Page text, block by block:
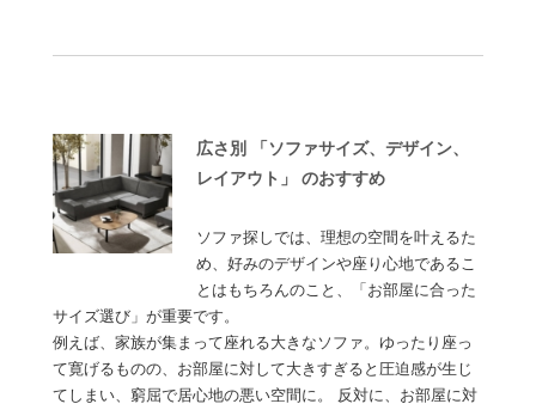
広さ別 「ソファサイズ、デザイン、
レイアウト」 のおすすめ
ソファ探しでは、理想の空間を叶えるた
め、好みのデザインや座り心地であるこ
とはもちろんのこと、「お部屋に合った
サイズ選び」が重要です。
例えば、家族が集まって座れる大きなソファ。ゆったり座っ
て寛げるものの、お部屋に対して大きすぎると圧迫感が生じ
てしまい、窮屈で居心地の悪い空間に。 反対に、お部屋に対